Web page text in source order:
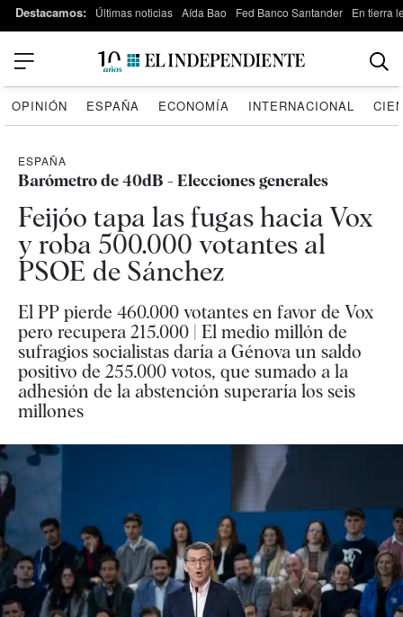
Destacamos: Últimas noticias Aída Bao Fed Banco Santander En tierra
OPINIÓN ESPAÑA ECONOMÍA INTERNACIONAL
ESPAÑA
Barómetro de 40dB - Elecciones generales
Feijóo tapa las fugas hacia Vox
y roba 500.000 votantes al
PSOE de Sánchez
El PP pierde 460.000 votantes en favor de Vox
pero recupera 215.000 | El medio millón de
sufragios socialistas daría a Génova un saldo
positivo de 255.000 votos, que sumado a la
adhesión de la abstención superaría los seis
millones